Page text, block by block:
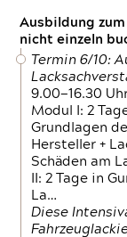
Ausbildung
nicht einzeln
Termin 6/10:
9.00—16.30
Modul I: 2
Grundlagen
Hersteller +
Schäden am
II: 2 Tage in
La…
Diese